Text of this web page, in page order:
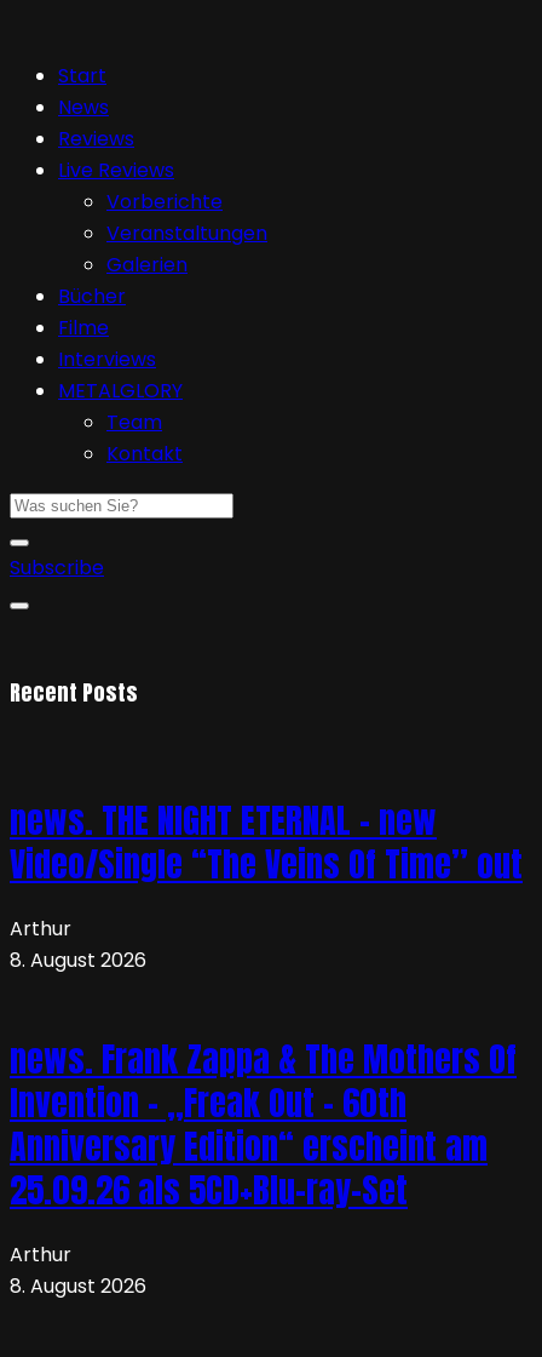
Start
News
Reviews
Live Reviews
Vorberichte
Veranstaltungen
Galerien
Bücher
Filme
Interviews
METALGLORY
Team
Kontakt
Subscribe
Recent Posts
news. THE NIGHT ETERNAL – new
Video/Single “The Veins Of Time” out
Arthur
8. August 2026
news. Frank Zappa & The Mothers Of
Invention – „Freak Out – 60th
Anniversary Edition“ erscheint am
25.09.26 als 5CD+Blu-ray-Set
Arthur
8. August 2026